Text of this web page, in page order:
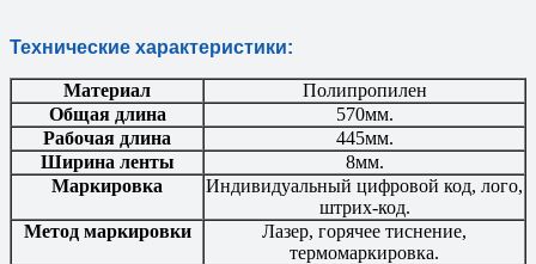
Технические характеристики:
Материал
Полипропилен
Общая длина
570мм.
Рабочая длина
445мм.
Ширина ленты
8мм.
Маркировка
Индивидуальный цифровой код, лого,
штрих-код.
Метод маркировки
Лазер, горячее тиснение,
термомаркировка.